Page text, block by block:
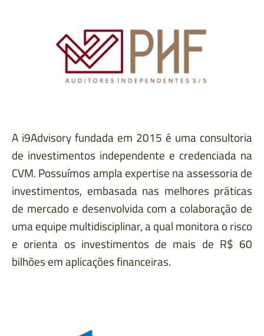
A i9Advisory fundada em 2015 é uma consultoria
de investimentos independente e credenciada na
CVM. Possuímos ampla expertise na assessoria de
investimentos, embasada nas melhores práticas
de mercado e desenvolvida com a colaboração de
uma equipe multidisciplinar, a qual monitora o risco
e orienta os investimentos de mais de R$ 60
bilhões em aplicações financeiras.